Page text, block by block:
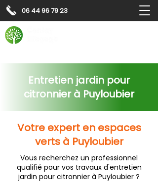
06 44 96 79 23
Entretien jardin pour
citronnier à Puyloubier
Votre expert en espaces
verts à Puyloubier
Vous recherchez un professionnel
qualifié pour vos travaux d'entretien
jardin pour citronnier à Puyloubier ?